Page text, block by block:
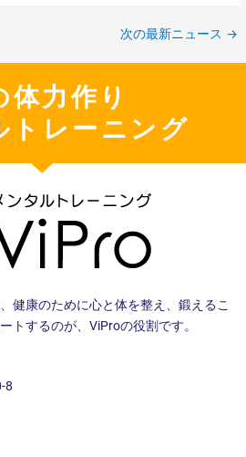
次の最新ニュース →
体力作り
トレーニング
健康のために心と体を整え、鍛えるこ
トするのが、ViProの役割です。
8